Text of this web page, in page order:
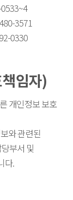
3571
0330
임자)
개인정보 보호
와 관련된
부서 및
다.